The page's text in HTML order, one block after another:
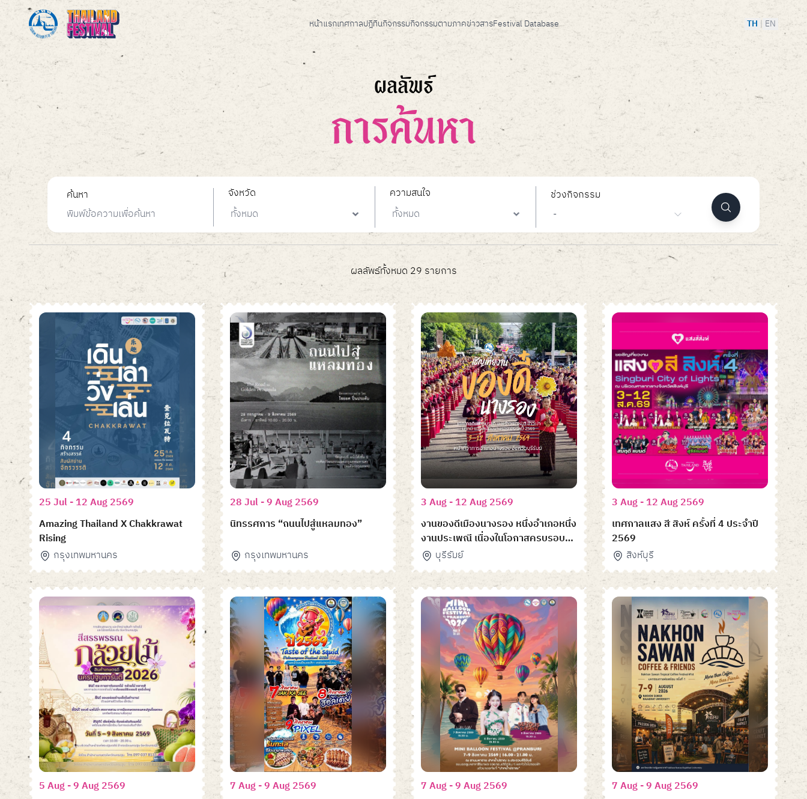
หน้าแรกเทศกาลปฎิทินกิจกรรมกิจกรรมตามภาคข่าวสารFestival Database TH | EN
ผลลัพธ์
การค้นหา
ค้นหา จังหวัด ความสนใจ ช่วงกิจกรรม
ผลลัพธ์ทั้งหมด 29 รายการ
25 Jul - 12 Aug 2569
Amazing Thailand X Chakkrawat
Rising
กรุงเทพมหานคร
28 Jul - 9 Aug 2569
นิทรรศการ “ถนนไปสู่แหลมทอง”
กรุงเทพมหานคร
3 Aug - 12 Aug 2569
งานของดีเมืองนางรอง หนึ่งอำเภอหนึ่ง
งานประเพณี เนื่องในโอกาสครบรอบ
125 ปี อำเภอนางรอง
บุรีรัมย์
3 Aug - 12 Aug 2569
เทศกาลแสง สี สิงห์ ครั้งที่ 4 ประจำปี
2569
สิงห์บุรี
5 Aug - 9 Aug 2569
7 Aug - 9 Aug 2569
7 Aug - 9 Aug 2569
7 Aug - 9 Aug 2569